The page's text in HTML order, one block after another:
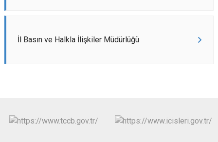
İl Basın ve Halkla İlişkiler Müdürlüğü